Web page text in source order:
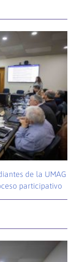
de la UMAG
participativo